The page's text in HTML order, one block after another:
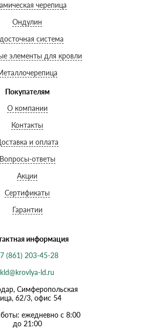
черепица
Ондулин
система
элементы для кровли
Покупателям
О компании
Контакты
и оплата
Вопросы-ответы
Акции
Сертификаты
Гарантии
информация
(861) 203-45-28
kld@krovlya-ld.ru
Симферопольская
62/3, офис 54
ежедневно с 8:00
до 21:00